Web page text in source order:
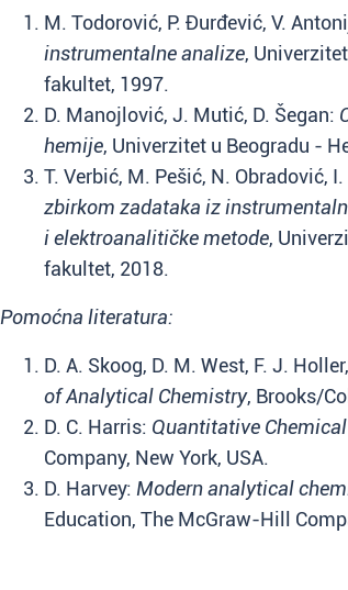
M. Todorović, P. Đurđević, V.
instrumentalne analize,
fakultet, 1997.
D. Manojlović, J. Mutić, D. Šegan:
hemije, Univerzitet u Beogradu -
T. Verbić, M. Pešić, N. Obradović,
zbirkom zadataka iz
i elektroanalitičke metode,
fakultet, 2018.
Pomoćna literatura:
D. A. Skoog, D. M. West, F. J.
of Analytical Chemistry, Brooks/
D. C. Harris: Quantitative
Company, New York, USA.
D. Harvey: Modern analytical
Education, The McGraw-Hill